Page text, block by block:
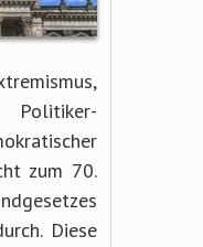
Politiker-
zum 70.
Diese